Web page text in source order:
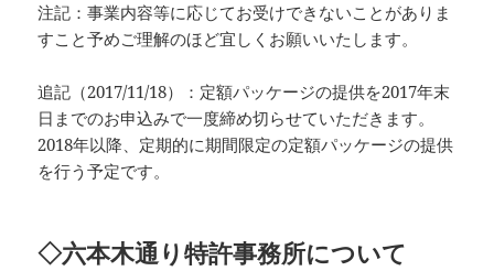
注記：事業内容等に応じてお受けできないことがありま
すこと予めご理解のほど宜しくお願いいたします。
追記（2017/11/18）：定額パッケージの提供を2017年末
日までのお申込みで一度締め切らせていただきます。
2018年以降、定期的に期間限定の定額パッケージの提供
を行う予定です。
◇六本木通り特許事務所について